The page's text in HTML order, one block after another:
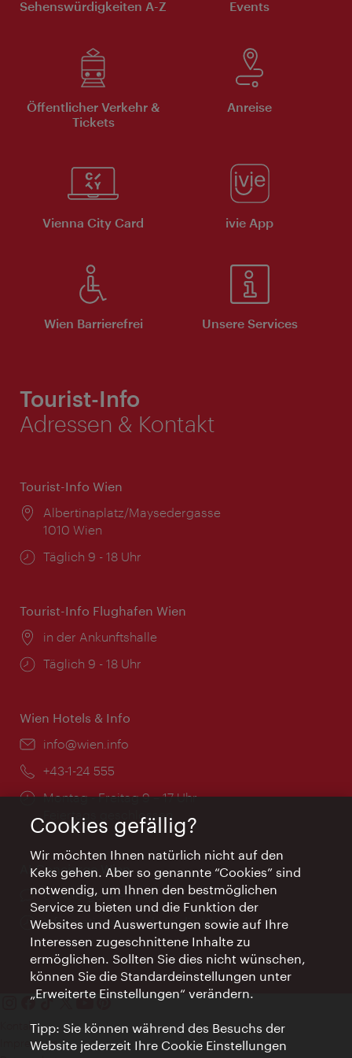
Sehenswürdigkeiten A-Z Events
Öffentlicher Verkehr &
Tickets
Anreise
Vienna City Card ivie App
Wien Barrierefrei Unsere Services
Tourist-Info
Adressen & Kontakt
Tourist-Info Wien
Ort:
Albertinaplatz/Maysedergasse
1010 Wien
Öffnungszeiten:
Täglich 9 - 18 Uhr
Tourist-Info Flughafen Wien
Ort:
in der Ankunftshalle
Öffnungszeiten:
Täglich 9 - 18 Uhr
Wien Hotels & Info
Email:
info@wien.info
Telefon:
+43-1-24 555
Öffnungszeiten:
Montag - Freitag 9 – 17 Uhr
Feiertags geschlossen
AI Concierge Wien
Ort:
concierge.wien.info
Öffnungszeiten:
Informationen rund um die Uhr
Kontakt
Impressum
Cookies gefällig?
Wir möchten Ihnen natürlich nicht auf den
Keks gehen. Aber so genannte “Cookies” sind
notwendig, um Ihnen den bestmöglichen
Service zu bieten und die Funktion der
Websites und Auswertungen sowie auf Ihre
Interessen zugeschnittene Inhalte zu
ermöglichen. Sollten Sie dies nicht wünschen,
können Sie die Standardeinstellungen unter
„Erweiterte Einstellungen“ verändern.
Tipp: Sie können während des Besuchs der
Website jederzeit Ihre Cookie Einstellungen